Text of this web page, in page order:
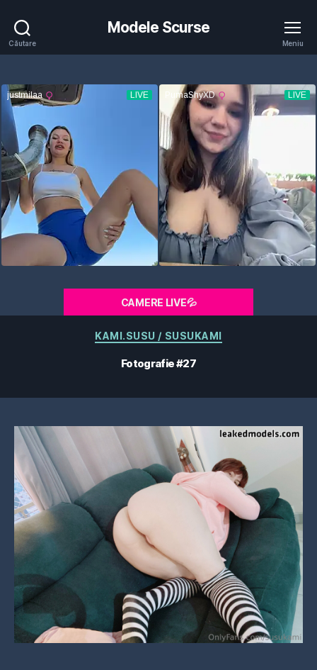
Căutare
Modele Scurse
Meniu
CAMERE LIVE💦
Categorii
KAMI.SUSU / SUSUKAMI
Fotografie #27